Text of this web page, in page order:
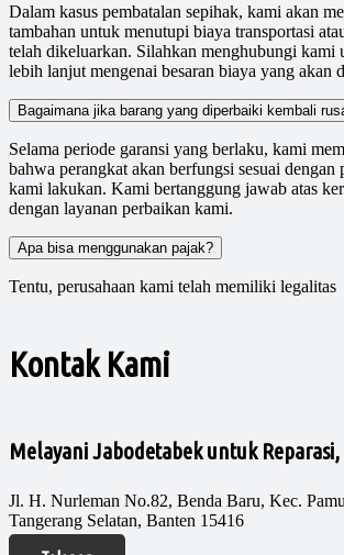
Dalam kasus pembatalan sepihak, kami akan
tambahan untuk menutupi biaya transportasi
telah dikeluarkan. Silahkan menghubungi kami
lebih lanjut mengenai besaran biaya yang akan
Bagaimana jika barang yang diperbaiki kembali
Selama periode garansi yang berlaku, kami
bahwa perangkat akan berfungsi sesuai dengan
kami lakukan. Kami bertanggung jawab atas
dengan layanan perbaikan kami.
Apa bisa menggunakan pajak?
Tentu, perusahaan kami telah memiliki legalitas
Kontak Kami
Melayani Jabodetabek untuk
Jl. H. Nurleman No.82, Benda Baru, Kec.
Tangerang Selatan, Banten 15416